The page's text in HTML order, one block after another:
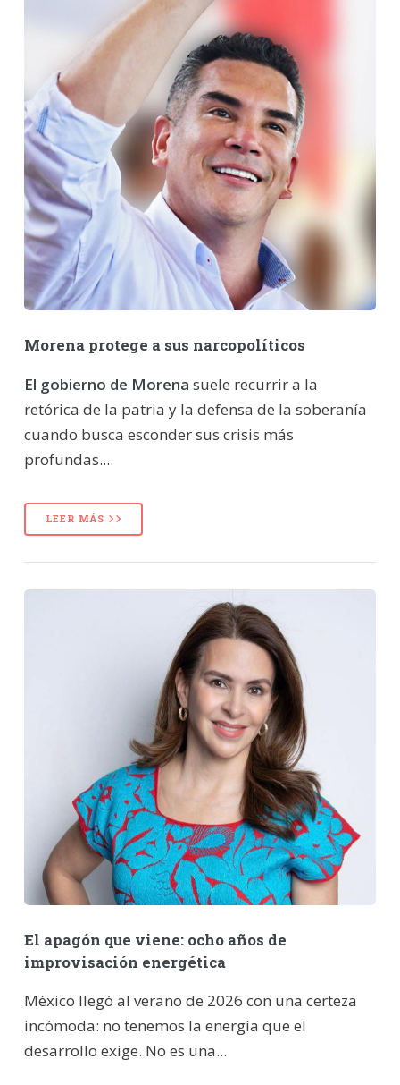
Morena protege a sus narcopolíticos
El gobierno de Morena suele recurrir a la
retórica de la patria y la defensa de la soberanía
cuando busca esconder sus crisis más
profundas....
LEER MÁS
El apagón que viene: ocho años de
improvisación energética
México llegó al verano de 2026 con una certeza
incómoda: no tenemos la energía que el
desarrollo exige. No es una...